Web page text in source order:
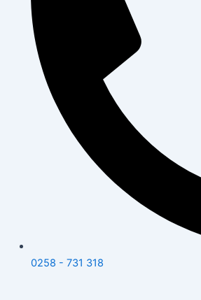
0258 - 731 318